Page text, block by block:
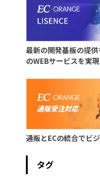
最新の開発基板の提
のWEBサービスを実現
通販とECの統合でビ
タグ